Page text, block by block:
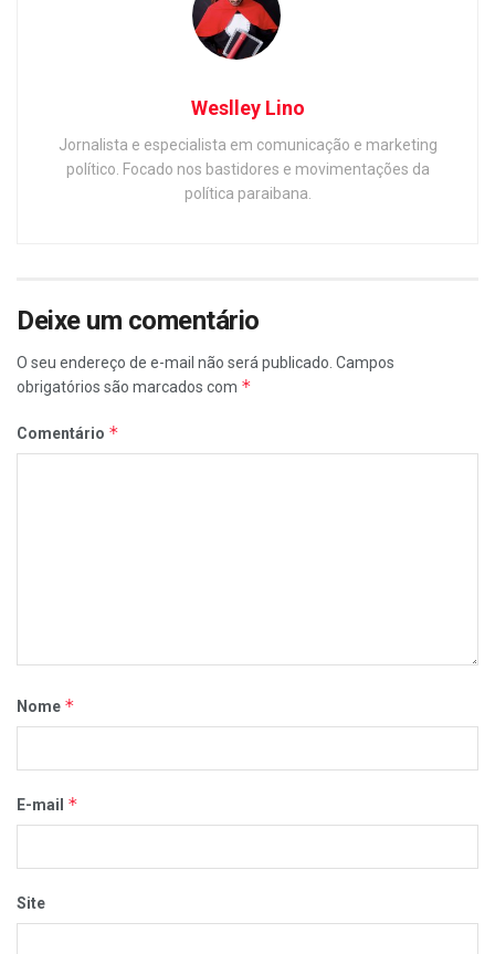
Weslley Lino
Jornalista e especialista em comunicação e marketing
político. Focado nos bastidores e movimentações da
política paraibana.
Deixe um comentário
O seu endereço de e-mail não será publicado. Campos
obrigatórios são marcados com *
Comentário *
Nome *
E-mail *
Site